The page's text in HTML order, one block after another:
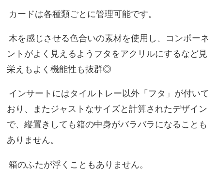
カードは各種類ごとに管理可能です。
木を感じさせる色合いの素材を使用し、コンポーネ
ントがよく見えるようフタをアクリルにするなど見
栄えもよく機能性も抜群◎
インサートにはタイルトレー以外「フタ」が付いて
おり、またジャストなサイズと計算されたデザイン
で、縦置きしても箱の中身がバラバラになることも
ありません。
箱のふたが浮くこともありません。